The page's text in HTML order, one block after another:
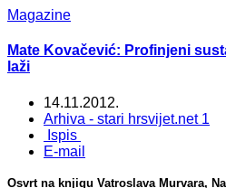
Magazine
Mate Kovačević: Profinjeni
laži
14.11.2012.
Arhiva - stari hrsvijet.net 1
Ispis
E-mail
Osvrt na knjigu Vatroslava Murvara, Na